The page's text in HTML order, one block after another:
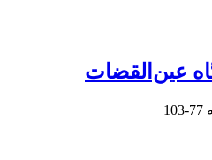
عین‌القضات
77-103